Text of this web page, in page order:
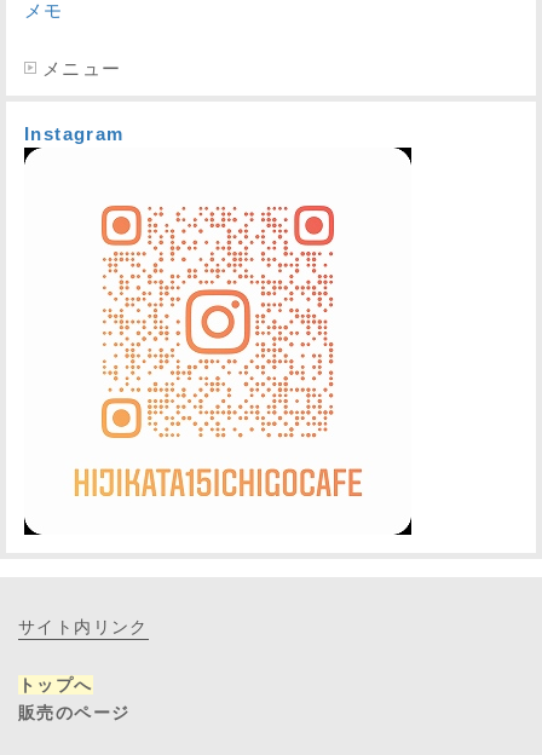
メモ
メニュー
Instagram
サイト内リンク
トップへ
販売のページ